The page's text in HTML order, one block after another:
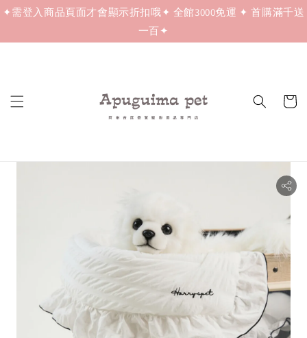
✦需登入商品頁面才會顯示折扣哦✦ 全館3000免運 ✦ 首購滿千送
一百✦